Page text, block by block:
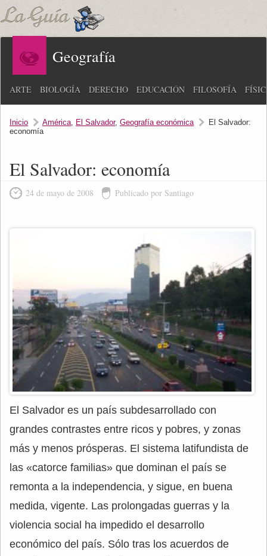
Geografía
ARTE BIOLOGÍA DERECHO EDUCACIÓN FILOSOFÍA
Inicio América, El Salvador, Geografía económica
El Salvador:
economía
El Salvador: economía
24 de mayo de 2008 Publicado por Santiago
El Salvador es un país subdesarrollado con
grandes contrastes entre ricos y pobres, y zonas
más y menos prósperas. El sistema latifundista de
las «catorce familias» que dominan el país se
remonta a la independencia, y sigue, en buena
medida, vigente. Las prolongadas guerras y la
violencia social ha impedido el desarrollo
económico del país. Sólo tras los acuerdos de